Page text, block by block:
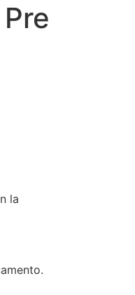
la